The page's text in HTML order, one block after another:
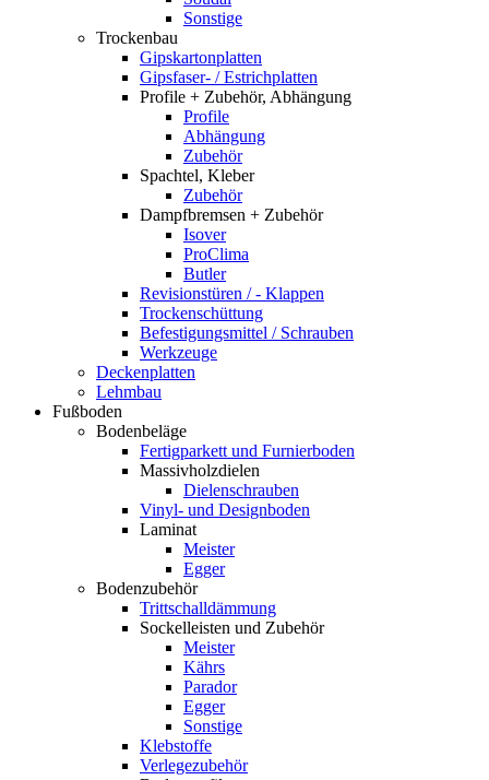
Sonstige
Trockenbau
Gipskartonplatten
Gipsfaser- / Estrichplatten
Profile + Zubehör, Abhängung
Profile
Abhängung
Zubehör
Spachtel, Kleber
Zubehör
Dampfbremsen + Zubehör
Isover
ProClima
Butler
Revisionstüren / - Klappen
Trockenschüttung
Befestigungsmittel / Schrauben
Werkzeuge
Deckenplatten
Lehmbau
Fußboden
Bodenbeläge
Fertigparkett und Furnierboden
Massivholzdielen
Dielenschrauben
Vinyl- und Designboden
Laminat
Meister
Egger
Bodenzubehör
Trittschalldämmung
Sockelleisten und Zubehör
Meister
Kährs
Parador
Egger
Sonstige
Klebstoffe
Verlegezubehör